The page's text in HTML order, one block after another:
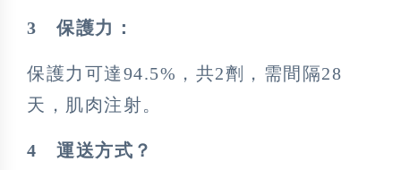
3 保護力：
保護力可達94.5%，共2劑，需間隔28
天，肌肉注射。
4 運送方式？